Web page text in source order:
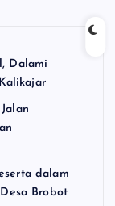
Dalami
dalam
Brobot